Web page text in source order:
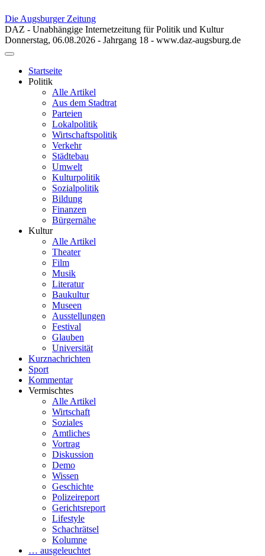
Die Augsburger Zeitung
DAZ - Unabhängige Internetzeitung für Politik und Kultur
Donnerstag, 06.08.2026 - Jahrgang 18 - www.daz-augsburg.de
Toggle
navigationStartseite
Politik
Alle Artikel
Aus dem Stadtrat
Parteien
Lokalpolitik
Wirtschaftspolitik
Verkehr
Städtebau
Umwelt
Kulturpolitik
Sozialpolitik
Bildung
Finanzen
Bürgernähe
Kultur
Alle Artikel
Theater
Film
Musik
Literatur
Baukultur
Museen
Ausstellungen
Festival
Glauben
Universität
Kurznachrichten
Sport
Kommentar
Vermischtes
Alle Artikel
Wirtschaft
Soziales
Amtliches
Vortrag
Diskussion
Demo
Wissen
Geschichte
Polizeireport
Gerichtsreport
Lifestyle
Schachrätsel
Kolumne
… ausgeleuchtet